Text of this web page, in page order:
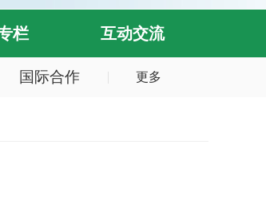
栏 互动交流
国际合作 更多